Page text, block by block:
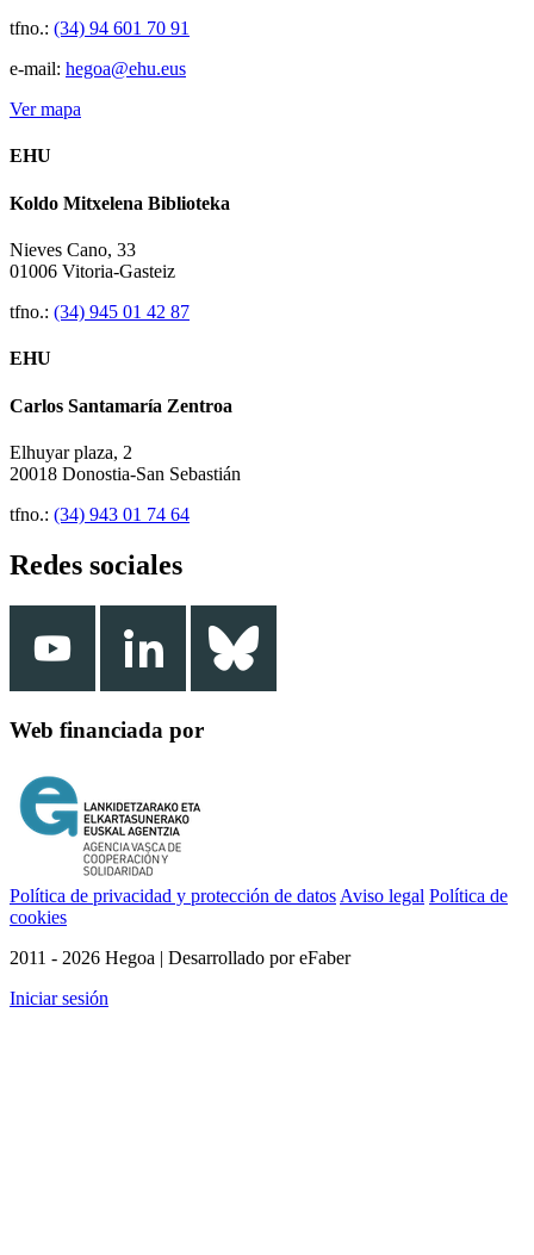
tfno.: (34) 94 601 70 91
e-mail: hegoa@ehu.eus
Ver mapa
EHU
Koldo Mitxelena Biblioteka
Nieves Cano, 33
01006 Vitoria-Gasteiz
tfno.: (34) 945 01 42 87
EHU
Carlos Santamaría Zentroa
Elhuyar plaza, 2
20018 Donostia-San Sebastián
tfno.: (34) 943 01 74 64
Redes sociales
Web financiada por
Política de privacidad y protección de datos Aviso legal Política de
cookies
2011 - 2026 Hegoa | Desarrollado por eFaber
Iniciar sesión